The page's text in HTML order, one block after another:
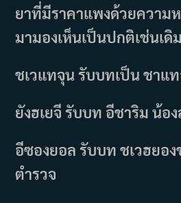
ยาที่มีราคาแพงด้วยความ
มามองเห็นเป็นปกติเช่นเดิ
ชเวแทจุน รับบทเป็น ชาแ
ยังฮเยจี รับบท อีชาริม น้อ
อีซองยอล รับบท ชเวฮยอง
ตำรวจ